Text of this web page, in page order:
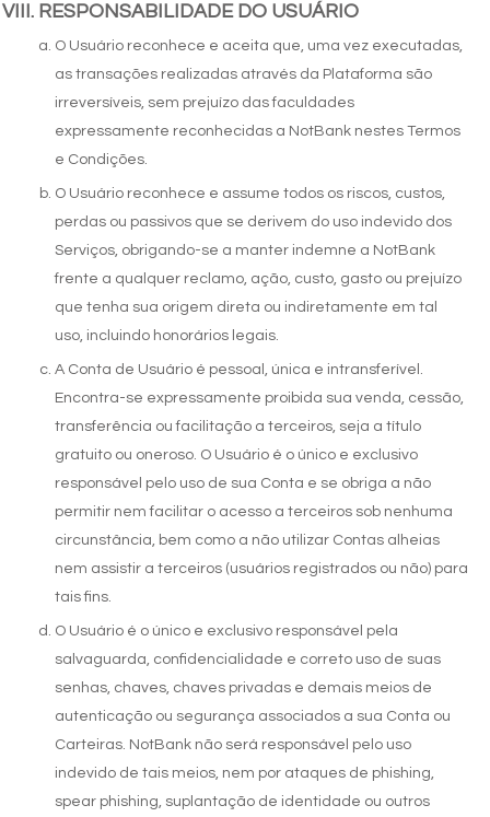
RESPONSABILIDADE DO USUÁRIO
O Usuário reconhece e aceita que, uma vez executadas,
as transações realizadas através da Plataforma são
irreversíveis, sem prejuízo das faculdades
expressamente reconhecidas a NotBank nestes Termos
e Condições.
O Usuário reconhece e assume todos os riscos, custos,
perdas ou passivos que se derivem do uso indevido dos
Serviços, obrigando-se a manter indemne a NotBank
frente a qualquer reclamo, ação, custo, gasto ou prejuízo
que tenha sua origem direta ou indiretamente em tal
uso, incluindo honorários legais.
A Conta de Usuário é pessoal, única e intransferível.
Encontra-se expressamente proibida sua venda, cessão,
transferência ou facilitação a terceiros, seja a título
gratuito ou oneroso. O Usuário é o único e exclusivo
responsável pelo uso de sua Conta e se obriga a não
permitir nem facilitar o acesso a terceiros sob nenhuma
circunstância, bem como a não utilizar Contas alheias
nem assistir a terceiros (usuários registrados ou não) para
tais fins.
O Usuário é o único e exclusivo responsável pela
salvaguarda, confidencialidade e correto uso de suas
senhas, chaves, chaves privadas e demais meios de
autenticação ou segurança associados a sua Conta ou
Carteiras. NotBank não será responsável pelo uso
indevido de tais meios, nem por ataques de phishing,
spear phishing, suplantação de identidade ou outros